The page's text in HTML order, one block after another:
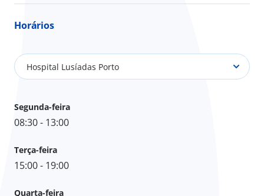
Horários
Hospital Lusíadas Porto
Segunda-feira
08:30 - 13:00
Terça-feira
15:00 - 19:00
Quarta-feira